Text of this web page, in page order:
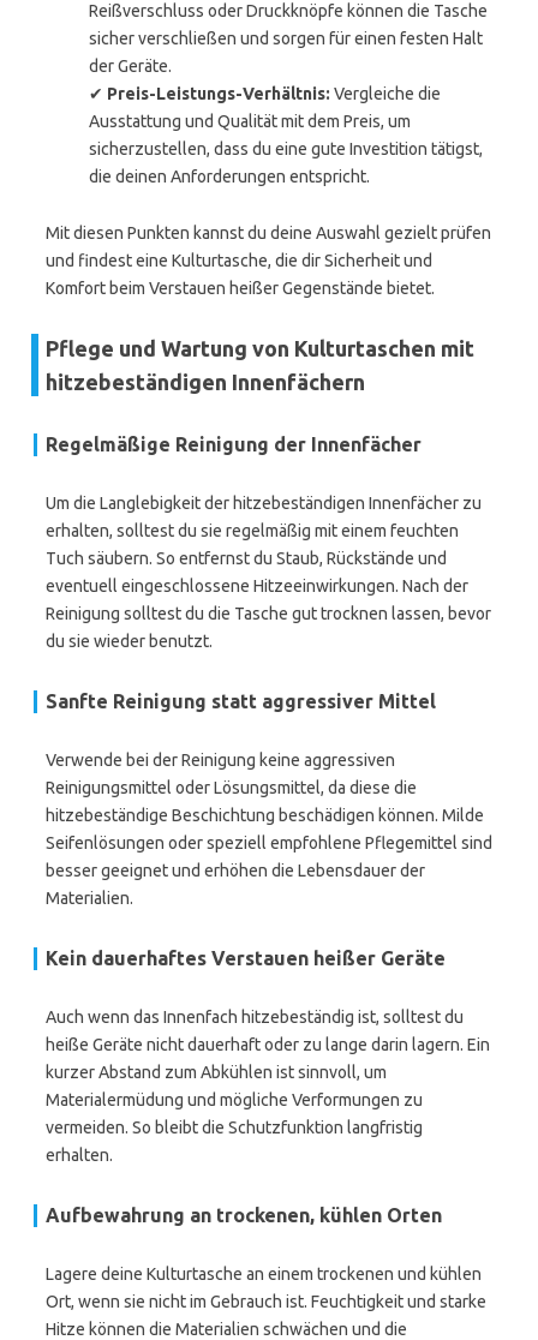
Reißverschluss oder Druckknöpfe können die Tasche
sicher verschließen und sorgen für einen festen Halt
der Geräte.
✔ Preis-Leistungs-Verhältnis: Vergleiche die
Ausstattung und Qualität mit dem Preis, um
sicherzustellen, dass du eine gute Investition tätigst,
die deinen Anforderungen entspricht.
Mit diesen Punkten kannst du deine Auswahl gezielt prüfen
und findest eine Kulturtasche, die dir Sicherheit und
Komfort beim Verstauen heißer Gegenstände bietet.
Pflege und Wartung von Kulturtaschen mit
hitzebeständigen Innenfächern
Regelmäßige Reinigung der Innenfächer
Um die Langlebigkeit der hitzebeständigen Innenfächer zu
erhalten, solltest du sie regelmäßig mit einem feuchten
Tuch säubern. So entfernst du Staub, Rückstände und
eventuell eingeschlossene Hitzeeinwirkungen. Nach der
Reinigung solltest du die Tasche gut trocknen lassen, bevor
du sie wieder benutzt.
Sanfte Reinigung statt aggressiver Mittel
Verwende bei der Reinigung keine aggressiven
Reinigungsmittel oder Lösungsmittel, da diese die
hitzebeständige Beschichtung beschädigen können. Milde
Seifenlösungen oder speziell empfohlene Pflegemittel sind
besser geeignet und erhöhen die Lebensdauer der
Materialien.
Kein dauerhaftes Verstauen heißer Geräte
Auch wenn das Innenfach hitzebeständig ist, solltest du
heiße Geräte nicht dauerhaft oder zu lange darin lagern. Ein
kurzer Abstand zum Abkühlen ist sinnvoll, um
Materialermüdung und mögliche Verformungen zu
vermeiden. So bleibt die Schutzfunktion langfristig
erhalten.
Aufbewahrung an trockenen, kühlen Orten
Lagere deine Kulturtasche an einem trockenen und kühlen
Ort, wenn sie nicht im Gebrauch ist. Feuchtigkeit und starke
Hitze können die Materialien schwächen und die